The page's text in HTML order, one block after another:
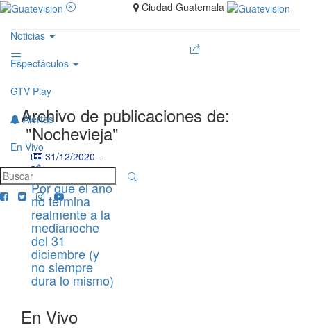
Noticias
Espectáculos
GTV Play
Alertas
En Vivo
Ciudad Guatemala
Archivo de publicaciones de:
"Nochevieja"
31/12/2020 -
Por qué el año
no termina
realmente a la
medianoche
del 31
diciembre (y
no siempre
dura lo mismo)
En Vivo